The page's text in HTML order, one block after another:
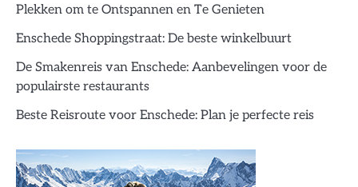
Plekken om te Ontspannen en Te Genieten
Enschede Shoppingstraat: De beste winkelbuurt
De Smakenreis van Enschede: Aanbevelingen voor de
populairste restaurants
Beste Reisroute voor Enschede: Plan je perfecte reis